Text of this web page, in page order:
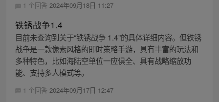
1 个回答 2024年09月18日 11:27
铁锈战争1.4
目前未查询到关于“铁锈战争 1.4”的具体详细内容。但铁锈
战争是一款像素风格的即时策略手游，具有丰富的玩法和
多种特色，比如海陆空单位一应俱全、具有战略缩放功
能、支持多人模式等。
1 个回答 2024年09月17日 12:47